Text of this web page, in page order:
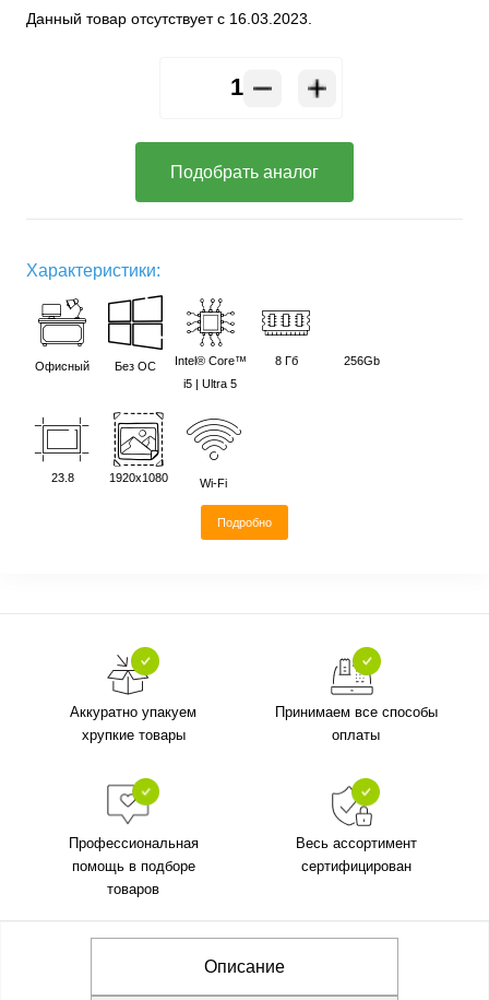
Данный товар отсутствует с 16.03.2023.
Подобрать аналог
Характеристики:
Офисный Без ОС
Intel® Core™
i5 | Ultra 5
8 Гб 256Gb
23.8 1920х1080 Wi-Fi
Подробно
Аккуратно упакуем
хрупкие товары
Принимаем все способы
оплаты
Профессиональная
помощь в подборе
товаров
Весь ассортимент
сертифицирован
Описание